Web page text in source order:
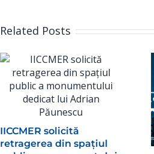
Related Posts
IICCMER solicită
retragerea din spațiul